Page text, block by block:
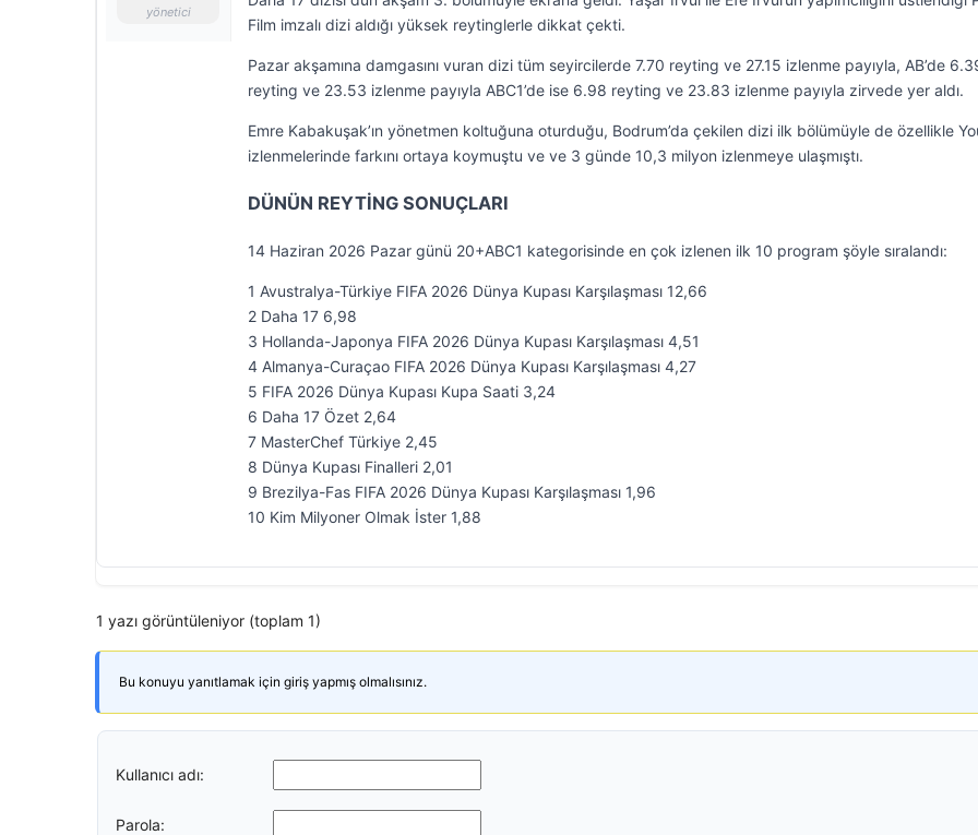
yönetici
Film imzalı dizi aldığı yüksek reytinglerle dikkat çekti.
Pazar akşamına damgasını vuran dizi tüm seyircilerde 7.70 reyting ve 27.15 izlenme payıyla, AB’de
reyting ve 23.53 izlenme payıyla ABC1’de ise 6.98 reyting ve 23.83 izlenme payıyla zirvede yer aldı.
Emre Kabakuşak’ın yönetmen koltuğuna oturduğu, Bodrum’da çekilen dizi ilk bölümüyle de özellikle
izlenmelerinde farkını ortaya koymuştu ve ve 3 günde 10,3 milyon izlenmeye ulaşmıştı.
DÜNÜN REYTİNG SONUÇLARI
14 Haziran 2026 Pazar günü 20+ABC1 kategorisinde en çok izlenen ilk 10 program şöyle sıralandı:
1 Avustralya-Türkiye FIFA 2026 Dünya Kupası Karşılaşması 12,66
2 Daha 17 6,98
3 Hollanda-Japonya FIFA 2026 Dünya Kupası Karşılaşması 4,51
4 Almanya-Curaçao FIFA 2026 Dünya Kupası Karşılaşması 4,27
5 FIFA 2026 Dünya Kupası Kupa Saati 3,24
6 Daha 17 Özet 2,64
7 MasterChef Türkiye 2,45
8 Dünya Kupası Finalleri 2,01
9 Brezilya-Fas FIFA 2026 Dünya Kupası Karşılaşması 1,96
10 Kim Milyoner Olmak İster 1,88
1 yazı görüntüleniyor (toplam 1)
Bu konuyu yanıtlamak için giriş yapmış olmalısınız.
Kullanıcı adı:
Parola: